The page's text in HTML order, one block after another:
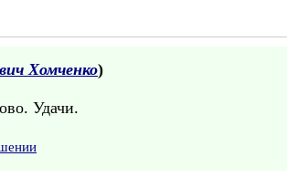
Хомченко)
Удачи.